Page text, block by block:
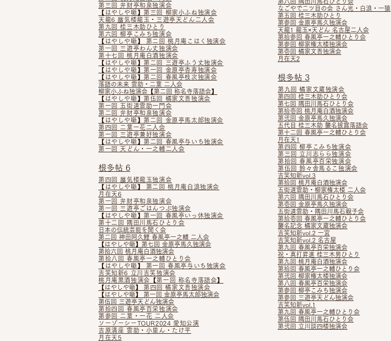
第三回 弁財亭和泉独演会
【はやしや噺】第三回 柳家小ふね独演会
天龍6 蜃気楼龍玉・三遊亭天どん二人会
第九回 桂三木助ひとり
第六回 柳亭こみち独演会
【はやしや噺】​ 第二回 桃月庵こはく独演会
第一回 三遊亭わん丈独演会
第十七回 桃月庵白酒独演会
【はやしや噺】第二回 三遊亭ふう丈独演会
【はやしや噺】第一回 金原亭杏寿独演会
【はやしや噺】第二回 春風亭枝次独演会
落語の未来 雲助・二葉 二人会
柳家小ふね独演会​【第二回 称名寺落語会】
【はやしや噺】第伍回 橘家文吾独演会
第一回 五街道雲助一門会
第二回 弁財亭和泉独演会
【はやしや噺】第二回 金原亭馬太郎独演会
第四回 二葉一花二人会
第一回 三遊亭兼好独演会
【はやしや噺】 第二回 春風亭与いち独演会
第一回 天どん・一之輔二人会
根多帖 6
第四回 蜃気楼龍玉独演会
【はやしや噺】 第二回 桃月庵白浪独演会
月在天6
第一回 弁財亭和泉独演会
第一回 三遊亭ごはんつぶ独演会
【はやしや噺】 第一回 春風亭いっ休独演会
第十二回 隅田川馬石ひとり会
日本の伝統芸能を聞く会
第二回 神田阿久鯉 春風亭一之輔 二人会
【はやしや噺】 第七回 金原亭馬久独演会
第拾六回 桃月庵白酒独演会
第拾八回 春風亭一之輔ひとり会
【はやしや噺】 第一回 春風亭与いち独演会
吉笑知新6 立川吉笑独演会
桃月庵黒酒独演会【第一回 称名寺落語会】
【はやしや噺】 第四回 橘家文吾独演会
【はやしや噺】 第一回 金原亭馬太郎独演会
第伍回 三遊亭天どん独演会
第拾四回 春風亭百栄独演会
第参回 二葉・一花 二人会
ソーゾーシーTOUR2024 愛知公演
吉原満座 雲助・小里ん・たけ平
月在天5
なごやで二ツ目の会 さん光・白浪・一猿
第五回 桂三木助ひとり
第参回 金原亭馬久独演会
天龍1 龍玉×天どん 名古屋二人会
第拾参回 春風亭一之輔ひとり会
第参回 柳家権太楼独演会
第壱回 橘家文吾独演会
月在天2
根多帖 3
第 九回 橘家文蔵独演会
第四回 桂三木助ひとり会
第七回 隅田川馬石ひとり会
第拾壱回 桃月庵白酒独演会
第弐回 金原亭馬久独演会
五代目 桂三木助 襲名披露落語会
第十二回 春風亭一之輔ひとり会
月在天1
第四回 柳亭こみち独演会
第三回 立川志らら独演会
第拾回 春風亭百栄独演会
第伍回 鈴々舎馬るこ独演会
吉笑知新vol.3
第拾回 桃月庵白酒独演会
五街道雲助・柳家権太楼 二人会
第六回 隅田川馬石ひとり会
第壱回 金原亭馬久独演会
五街道雲助・隅田川馬石親子会
第拾壱回 春風亭一之輔ひとり会
襲名記念 橘家文蔵独演会
吉笑知新vol.2 一宮
吉笑知新vol.2 名古屋
第九回 春風亭百栄独演会
祝・真打昇進 桂三木男ひとり
第九回 桃月庵白酒独演会
第拾回 春風亭一之輔ひとり会
第弐回 柳家権太楼独演会
第八回 春風亭百栄独演会
第参回 柳亭こみち独演会
第参回 三遊亭天どん独演会
吉笑知新vol.1
第九回 春風亭一之輔ひとり会
第伍回 隅田川馬石ひとり会
第弐回 立川談四楼独演会